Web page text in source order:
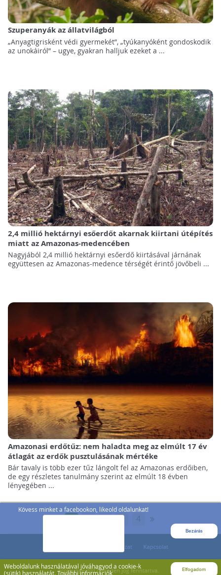
Kövess minket a facebookon, likeold oldalunkat!
Bezárás
Weboldalunk használatával jóváhagyod a cookie-k
(sütik) használatát.További információk Elfogadom
Szuperanyák az állatvilágból
„Anyagtigrisként védi gyermekét”, „tyúkanyóként gondoskodik
az unokáiról” – ugye, gyakran halljuk ezeket a ...
2,4 millió hektárnyi esőerdőt akarnak kiirtani útépítés
miatt az Amazonas-medencében
Nagyjából 2,4 millió hektárnyi esőerdő kiirtásával járnának
együttesen az Amazonas-medence térségét érintő jövőbeli ...
Amazonasi erdőtűz: nem haladta meg az elmúlt 17 év
átlagát az erdők pusztulásának mértéke
Bár tavaly is több ezer tűz lángolt fel az Amazonas erdőiben,
de egy részletes tanulmány szerint az elmúlt 18 évben
lényegében ...
... 4 »